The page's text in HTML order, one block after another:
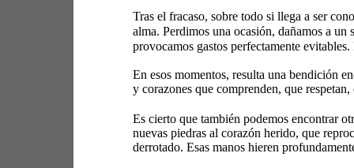
Tras el fracaso, sobre todo si llega a ser
alma. Perdimos una ocasión, dañamos a
provocamos gastos perfectamente
En esos momentos, resulta una bendición
y corazones que comprenden, que
Es cierto que también podemos encontrar
nuevas piedras al corazón herido, que
derrotado. Esas manos hieren